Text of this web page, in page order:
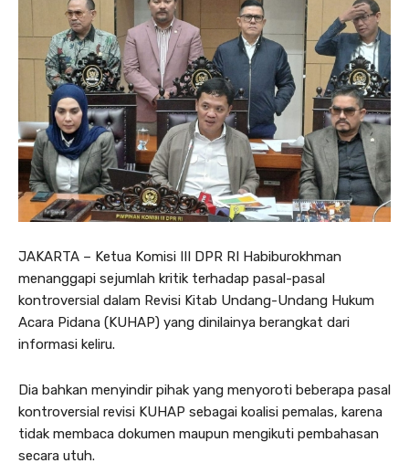
JAKARTA – Ketua Komisi III DPR RI Habiburokhman
menanggapi sejumlah kritik terhadap pasal-pasal
kontroversial dalam Revisi Kitab Undang-Undang Hukum
Acara Pidana (KUHAP) yang dinilainya berangkat dari
informasi keliru.
Dia bahkan menyindir pihak yang menyoroti beberapa pasal
kontroversial revisi KUHAP sebagai koalisi pemalas, karena
tidak membaca dokumen maupun mengikuti pembahasan
secara utuh.